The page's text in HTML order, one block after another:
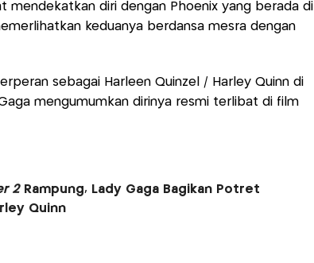
mendekatkan diri dengan Phoenix yang berada di
keduanya berdansa mesra dengan
sebagai Harleen Quinzel / Harley Quinn di
mengumumkan dirinya resmi terlibat di film
2Rampung, Lady Gaga Bagikan Potret
Quinn